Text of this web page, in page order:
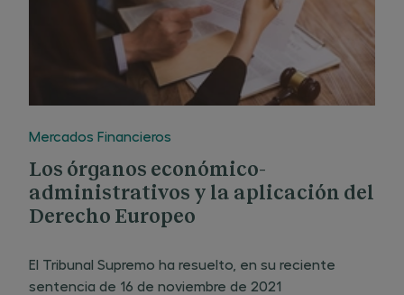
Mercados Financieros
Los órganos económico-
administrativos y la aplicación del
Derecho Europeo
El Tribunal Supremo ha resuelto, en su reciente
sentencia de 16 de noviembre de 2021